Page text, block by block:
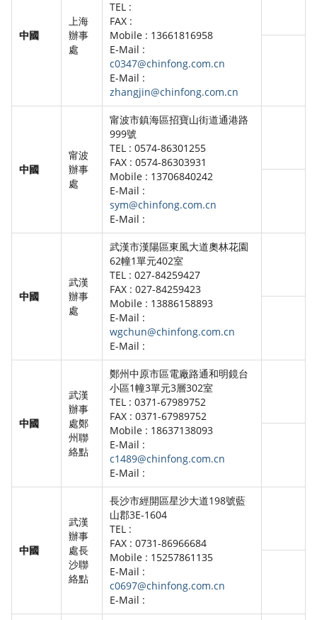
中國
上海
辦事
處
TEL :
FAX :
Mobile : 13661816958
E-Mail :
c0347@chinfong.com.cn
E-Mail :
zhangjin@chinfong.com.cn
中國
甯波
辦事
處
甯波市鎮海區招寶山街道通港路
999號
TEL : 0574-86301255
FAX : 0574-86303931
Mobile : 13706840242
E-Mail :
sym@chinfong.com.cn
E-Mail :
中國
武漢
辦事
處
武漢市漢陽區東風大道奧林花園
62幢1單元402室
TEL : 027-84259427
FAX : 027-84259423
Mobile : 13886158893
E-Mail :
wgchun@chinfong.com.cn
E-Mail :
中國
武漢
辦事
處鄭
州聯
絡點
鄭州中原市區電廠路通和明鏡台
小區1幢3單元3層302室
TEL : 0371-67989752
FAX : 0371-67989752
Mobile : 18637138093
E-Mail :
c1489@chinfong.com.cn
E-Mail :
中國
武漢
辦事
處長
沙聯
絡點
長沙市經開區星沙大道198號藍
山郡3E-1604
TEL :
FAX : 0731-86966684
Mobile : 15257861135
E-Mail :
c0697@chinfong.com.cn
E-Mail :